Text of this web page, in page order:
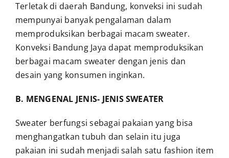
Terletak di daerah Bandung, konveksi ini sudah
mempunyai banyak pengalaman dalam
memproduksikan berbagai macam sweater.
Konveksi Bandung Jaya dapat memproduksikan
berbagai macam sweater dengan jenis dan
desain yang konsumen inginkan.
B. MENGENAL JENIS- JENIS SWEATER
Sweater berfungsi sebagai pakaian yang bisa
menghangatkan tubuh dan selain itu juga
pakaian ini sudah menjadi salah satu fashion item